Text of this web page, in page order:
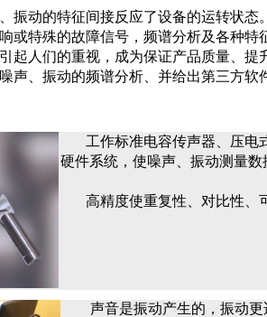
振动的特征间接反应了设备的运转状
或特殊的故障信号，频谱分析及各种特
起人们的重视，成为保证产品质量、提
声、振动的频谱分析、并给出第三方
工作标准电容传声器、压电
硬件系统，使噪声、振动测量数
高精度使重复性、对比性、可
声音是振动产生的，振动更